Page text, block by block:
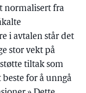
normalisert fra
i avtalen står det
stor vekt på
tiltak som
for å unngå